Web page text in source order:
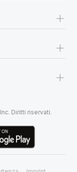
+
+
+
Diritti riservati.